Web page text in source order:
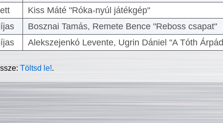
Kiss Máté "Róka-nyúl játékgép"
Bosznai Tamás, Remete Bence "Reboss csapat"
Alekszejenkó Levente, Ugrin Dániel "A Tóth
Töltsd le!.